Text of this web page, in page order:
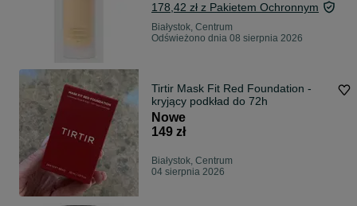
178,42 zł z Pakietem Ochronnym
Białystok, Centrum
Odświeżono dnia 08 sierpnia 2026
Tirtir Mask Fit Red Foundation -
kryjący podkład do 72h
Nowe
149 zł
Białystok, Centrum
04 sierpnia 2026